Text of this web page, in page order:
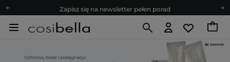
Zapisz się na newsletter pełen porad
Bezpłatne konsultacje kosmetologiczne
Poleć nas i zyskaj jeszcze więcej punktów